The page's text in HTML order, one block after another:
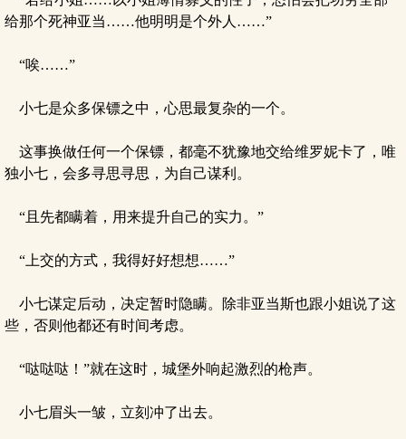
给那个死神亚当……他明明是个外人……”
“唉……”
小七是众多保镖之中，心思最复杂的一个。
这事换做任何一个保镖，都毫不犹豫地交给维罗妮卡了，唯
独小七，会多寻思寻思，为自己谋利。
“且先都瞒着，用来提升自己的实力。”
“上交的方式，我得好好想想……”
小七谋定后动，决定暂时隐瞒。除非亚当斯也跟小姐说了这
些，否则他都还有时间考虑。
“哒哒哒！”就在这时，城堡外响起激烈的枪声。
小七眉头一皱，立刻冲了出去。